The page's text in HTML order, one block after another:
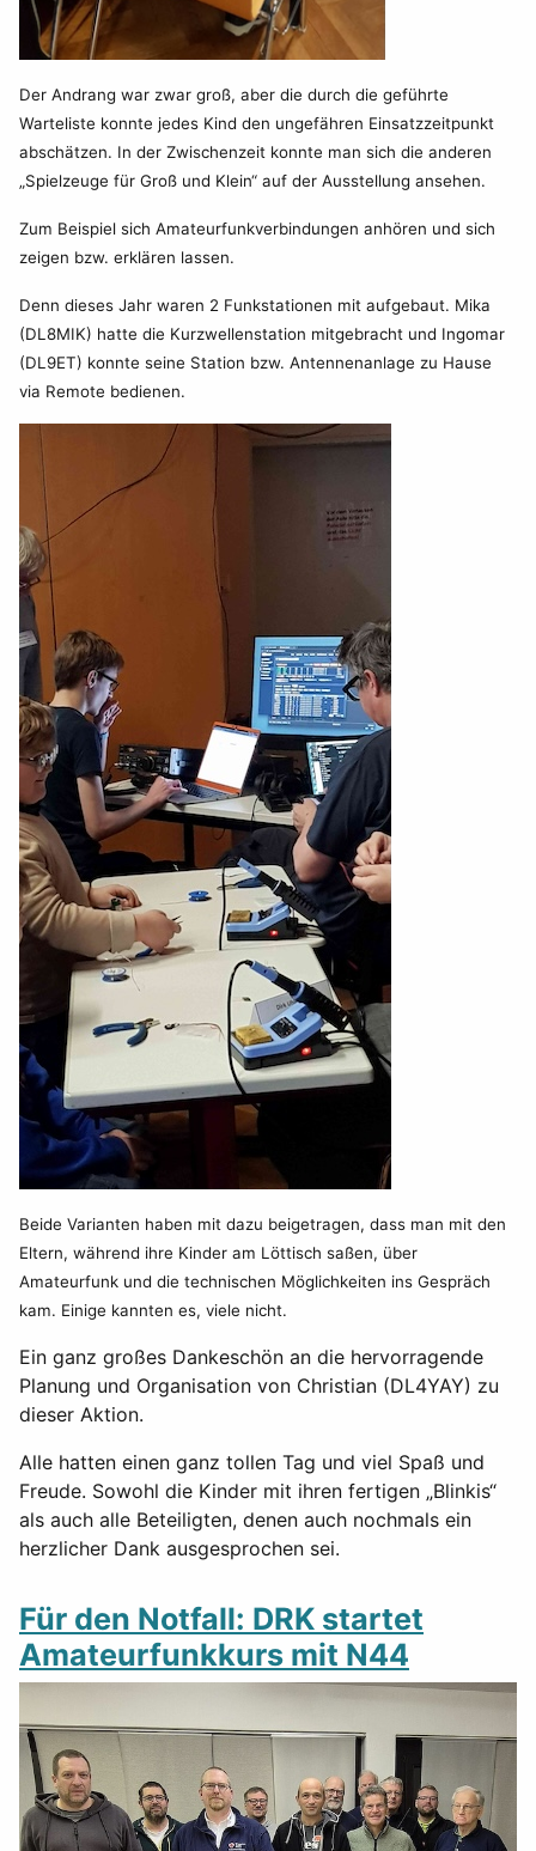
Der Andrang war zwar groß, aber die durch die geführte
Warteliste konnte jedes Kind den ungefähren Einsatzzeitpunkt
abschätzen. In der Zwischenzeit konnte man sich die anderen
„Spielzeuge für Groß und Klein“ auf der Ausstellung ansehen.
Zum Beispiel sich Amateurfunkverbindungen anhören und sich
zeigen bzw. erklären lassen.
Denn dieses Jahr waren 2 Funkstationen mit aufgebaut. Mika
(DL8MIK) hatte die Kurzwellenstation mitgebracht und Ingomar
(DL9ET) konnte seine Station bzw. Antennenanlage zu Hause
via Remote bedienen.
Beide Varianten haben mit dazu beigetragen, dass man mit den
Eltern, während ihre Kinder am Löttisch saßen, über
Amateurfunk und die technischen Möglichkeiten ins Gespräch
kam. Einige kannten es, viele nicht.
Ein ganz großes Dankeschön an die hervorragende
Planung und Organisation von Christian (DL4YAY) zu
dieser Aktion.
Alle hatten einen ganz tollen Tag und viel Spaß und
Freude. Sowohl die Kinder mit ihren fertigen „Blinkis“
als auch alle Beteiligten, denen auch nochmals ein
herzlicher Dank ausgesprochen sei.
Für den Notfall: DRK startet
Amateurfunkkurs mit N44